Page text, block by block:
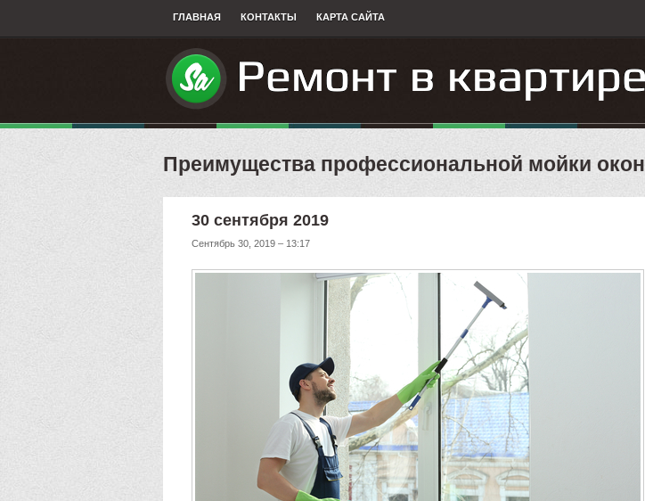
ГЛАВНАЯ КОНТАКТЫ КАРТА САЙТА
​Преимущества профессиональной мойки окон
30 сентября 2019
Сентябрь 30, 2019 – 13:17